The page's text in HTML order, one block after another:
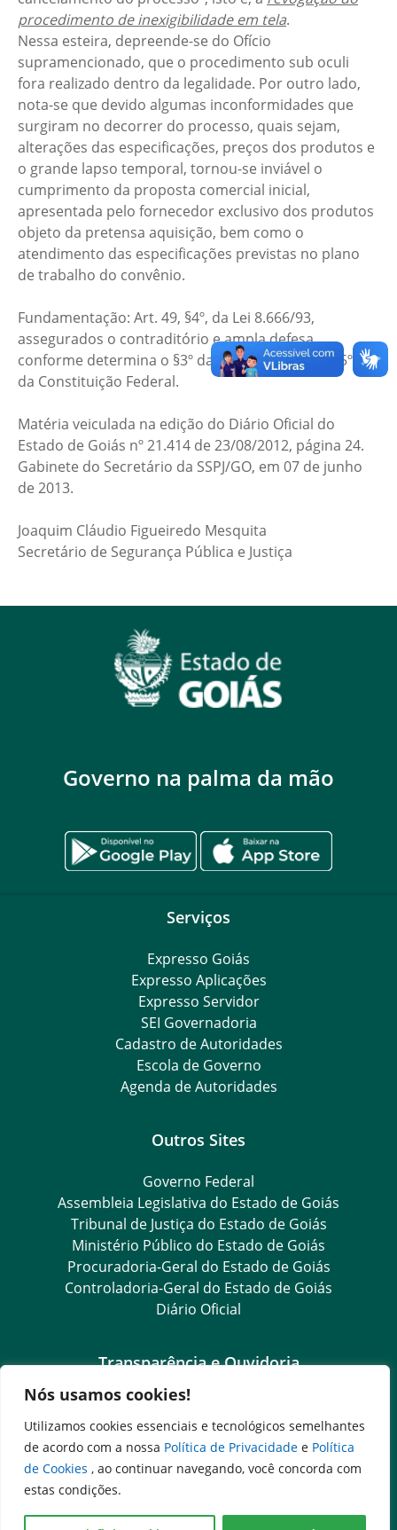
Nós usamos cookies!
Utilizamos cookies essenciais e tecnológicos semelhantes
de acordo com a nossa Política de Privacidade e Política
de Cookies , ao continuar navegando, você concorda com
estas condições.
procedimento de inexigibilidade em tela.
Nessa esteira, depreende-se do Ofício
supramencionado, que o procedimento sub oculi
fora realizado dentro da legalidade. Por outro lado,
nota-se que devido algumas inconformidades que
surgiram no decorrer do processo, quais sejam,
alterações das especificações, preços dos produtos e
o grande lapso temporal, tornou-se inviável o
cumprimento da proposta comercial inicial,
apresentada pelo fornecedor exclusivo dos produtos
objeto da pretensa aquisição, bem como o
atendimento das especificações previstas no plano
de trabalho do convênio.
Fundamentação: Art. 49, §4º, da Lei 8.666/93,
assegurados o contraditório e ampla defesa,
conforme determina o §3º da mesma lei e o art. 5º, LV,
da Constituição Federal.
Matéria veiculada na edição do Diário Oficial do
Estado de Goiás nº 21.414 de 23/08/2012, página 24.
Gabinete do Secretário da SSPJ/GO, em 07 de junho
de 2013.
Joaquim Cláudio Figueiredo Mesquita
Secretário de Segurança Pública e Justiça
Governo na palma da mão
Serviços
Expresso Goiás
Expresso Aplicações
Expresso Servidor
SEI Governadoria
Cadastro de Autoridades
Escola de Governo
Agenda de Autoridades
Outros Sites
Governo Federal
Assembleia Legislativa do Estado de Goiás
Tribunal de Justiça do Estado de Goiás
Ministério Público do Estado de Goiás
Procuradoria-Geral do Estado de Goiás
Controladoria-Geral do Estado de Goiás
Diário Oficial
Transparência e Ouvidoria
LGPD
Goiás Transparência
Dados Abertos Goiás
e-SIC
SIC – Serviço de Informação ao Cidadão
Ouvidoria Setorial (Expresso)